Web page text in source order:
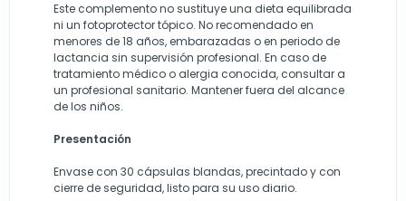
Este complemento no sustituye una dieta equilibrada
ni un fotoprotector tópico. No recomendado en
menores de 18 años, embarazadas o en periodo de
lactancia sin supervisión profesional. En caso de
tratamiento médico o alergia conocida, consultar a
un profesional sanitario. Mantener fuera del alcance
de los niños.
Presentación
Envase con 30 cápsulas blandas, precintado y con
cierre de seguridad, listo para su uso diario.